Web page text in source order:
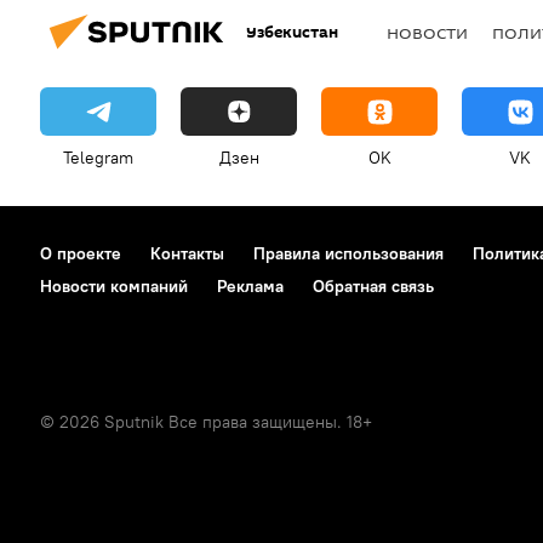
Узбекистан НОВОСТИ
Telegram Дзен OK VK
О проекте Контакты Правила использования
Новости компаний
Реклама Обратная связь
© 2026 Sputnik Все права защищены. 18+